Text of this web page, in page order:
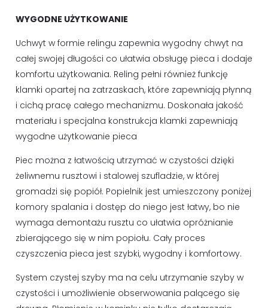
WYGODNE UŻYTKOWANIE
Uchwyt w formie relingu zapewnia wygodny chwyt na
całej swojej długości co ułatwia obsługę pieca i dodaje
komfortu użytkowania. Reling pełni również funkcję
klamki opartej na zatrzaskach, które zapewniają płynną
i cichą pracę całego mechanizmu. Doskonała jakość
materiału i specjalna konstrukcja klamki zapewniają
wygodne użytkowanie pieca
Piec można z łatwością utrzymać w czystości dzięki
żeliwnemu rusztowi i stalowej szufladzie, w której
gromadzi się popiół. Popielnik jest umieszczony poniżej
komory spalania i dostęp do niego jest łatwy, bo nie
wymaga demontażu rusztu co ułatwia opróżnianie
zbierającego się w nim popiołu. Cały proces
czyszczenia pieca jest szybki, wygodny i komfortowy.
System czystej szyby ma na celu utrzymanie szyby w
czystości i umożliwienie obserwowania palącego się